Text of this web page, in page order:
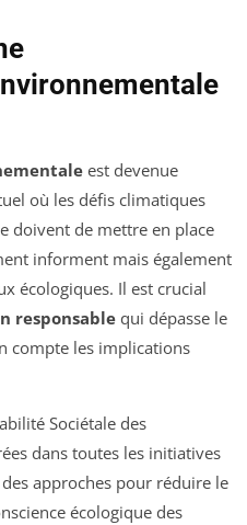
est devenue
où les défis climatiques
doivent de mettre en place
informent mais également
écologiques. Il est crucial
responsable qui dépasse le
compte les implications
Sociétale des
dans toutes les initiatives
approches pour réduire le
écologique des